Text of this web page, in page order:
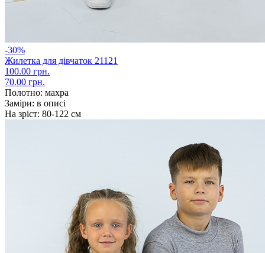
-30%
Жилетка для дівчаток 21121
100.00 грн.
70.00 грн.
Полотно: махра
Заміри: в описі
На зріст: 80-122 см